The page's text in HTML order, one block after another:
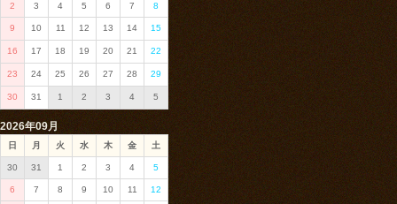
2 3 4 5 6 7 8
9 10 11 12 13 14 15
16 17 18 19 20 21 22
23 24 25 26 27 28 29
30 31 1 2 3 4 5
2026年09月
日 月 火 水 木 金 土
30 31 1 2 3 4 5
6 7 8 9 10 11 12